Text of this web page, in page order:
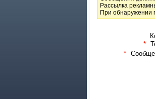
Рассылка
При обнаружении
*
*